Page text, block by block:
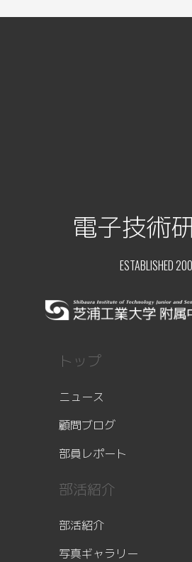
電子技術
ESTABLISHED
トップ
ニュース
顧問ブログ
部員レポート
部活紹介
部活紹介
写真ギャラリー